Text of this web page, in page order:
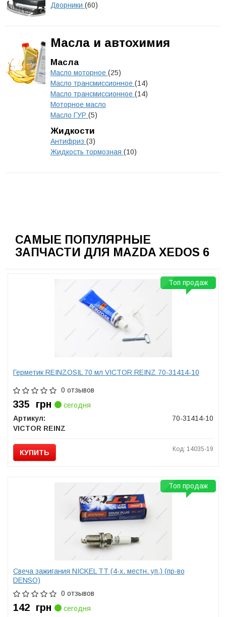
Дворники (60)
Масла и автохимия
Масла
Масло моторное (25)
Масло трансмиссионное (14)
Масло трансмиссионное (14)
Моторное масло
Масло ГУР (5)
Жидкости
Антифриз (3)
Жидкость тормозная (10)
САМЫЕ ПОПУЛЯРНЫЕ
ЗАПЧАСТИ ДЛЯ MAZDA XEDOS 6
Герметик REINZOSIL 70 мл VICTOR REINZ 70-31414-10
0 отзывов
335 грн
сегодня
Артикул:
70-31414-10
VICTOR REINZ
КУПИТЬ Код: 14035-19
Топ продаж
Свеча зажигания NICKEL TT (4-х. местн. уп.) (пр-во
DENSO)
0 отзывов
142 грн
сегодня
Топ продаж